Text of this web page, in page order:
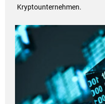
Kryptounternehmen.